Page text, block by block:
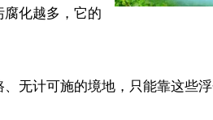
化越多，它的
无计可施的境地，只能靠这些